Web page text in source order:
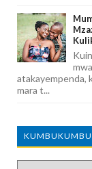
atakayempenda,
mara t...
KUMBUKUMBU